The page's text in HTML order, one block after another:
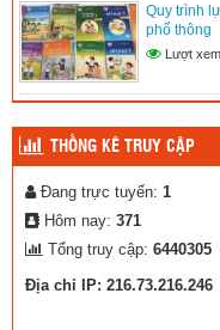
Quy trình
phổ thông
Lượt
THỐNG KÊ TRUY CẬP
Đang trực tuyến: 1
Hôm nay: 371
Tổng truy cập: 6440305
Địa chỉ IP: 216.73.216.246